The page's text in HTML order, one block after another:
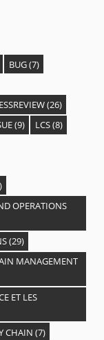
BUG(7)
(26)
(9) LCS(8)
OPERATIONS
(29)
MANAGEMENT
ET LES
CHAIN (7)